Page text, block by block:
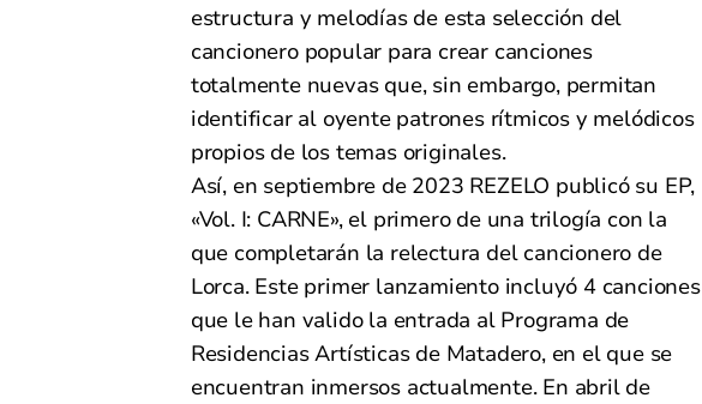
estructura y melodías de esta selección del
cancionero popular para crear canciones
totalmente nuevas que, sin embargo, permitan
identificar al oyente patrones rítmicos y melódicos
propios de los temas originales.
Así, en septiembre de 2023 REZELO publicó su EP,
«Vol. I: CARNE», el primero de una trilogía con la
que completarán la relectura del cancionero de
Lorca. Este primer lanzamiento incluyó 4 canciones
que le han valido la entrada al Programa de
Residencias Artísticas de Matadero, en el que se
encuentran inmersos actualmente. En abril de